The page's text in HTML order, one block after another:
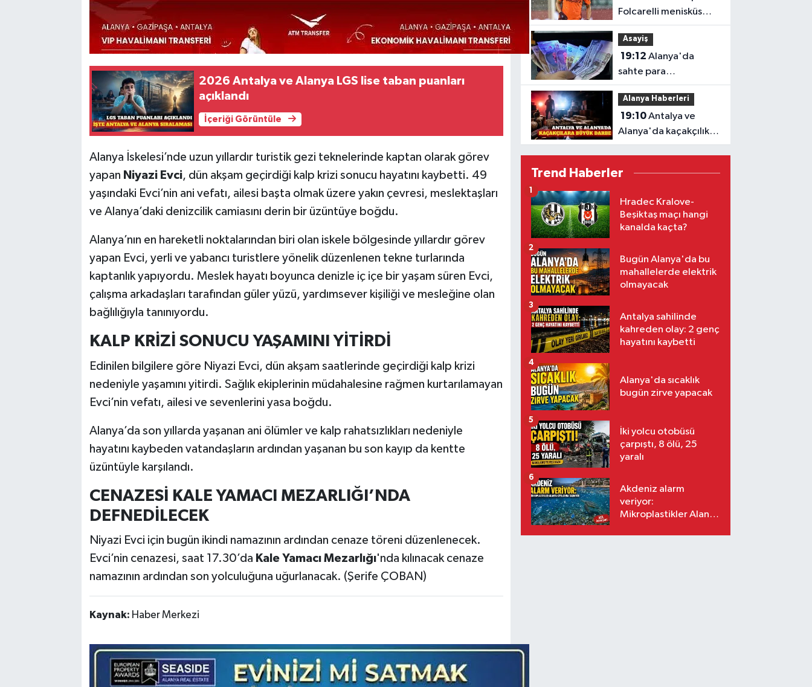
2026 Antalya ve Alanya LGS lise taban puanları
açıklandı
İçeriği Görüntüle
Alanya İskelesi’nde uzun yıllardır turistik gezi teknelerinde kaptan olarak görev
yapan Niyazi Evci, dün akşam geçirdiği kalp krizi sonucu hayatını kaybetti. 49
yaşındaki Evci’nin ani vefatı, ailesi başta olmak üzere yakın çevresi, meslektaşları
ve Alanya’daki denizcilik camiasını derin bir üzüntüye boğdu.
Alanya’nın en hareketli noktalarından biri olan iskele bölgesinde yıllardır görev
yapan Evci, yerli ve yabancı turistlere yönelik düzenlenen tekne turlarında
kaptanlık yapıyordu. Meslek hayatı boyunca denizle iç içe bir yaşam süren Evci,
çalışma arkadaşları tarafından güler yüzü, yardımsever kişiliği ve mesleğine olan
bağlılığıyla tanınıyordu.
KALP KRİZİ SONUCU YAŞAMINI YİTİRDİ
Edinilen bilgilere göre Niyazi Evci, dün akşam saatlerinde geçirdiği kalp krizi
nedeniyle yaşamını yitirdi. Sağlık ekiplerinin müdahalesine rağmen kurtarılamayan
Evci’nin vefatı, ailesi ve sevenlerini yasa boğdu.
Alanya’da son yıllarda yaşanan ani ölümler ve kalp rahatsızlıkları nedeniyle
hayatını kaybeden vatandaşların ardından yaşanan bu son kayıp da kentte
üzüntüyle karşılandı.
CENAZESİ KALE YAMACI MEZARLIĞI’NDA
DEFNEDİLECEK
Niyazi Evci için bugün ikindi namazının ardından cenaze töreni düzenlenecek.
Evci’nin cenazesi, saat 17.30’da Kale Yamacı Mezarlığı'nda kılınacak cenaze
namazının ardından son yolculuğuna uğurlanacak. (Şerife ÇOBAN)
Kaynak: Haber Merkezi
Folcarelli menisküs
ameliyatı geçirdi
Asayiş
19:12 Alanya'da
sahte para
operasyonu: 3 şüpheli
yakalandı
Alanya Haberleri
19:10Antalya ve
Alanya'da kaçakçılık
operasyonu bilançosu
Trend Haberler
Hradec Kralove-
Beşiktaş maçı hangi
kanalda kaçta?
1
Bugün Alanya'da bu
mahallelerde elektrik
olmayacak
2
Antalya sahilinde
kahreden olay: 2 genç
hayatını kaybetti
3
Alanya'da sıcaklık
bugün zirve yapacak
4
İki yolcu otobüsü
çarpıştı, 8 ölü, 25
yaralı
5
Akdeniz alarm
veriyor:
Mikroplastikler Alanya
6